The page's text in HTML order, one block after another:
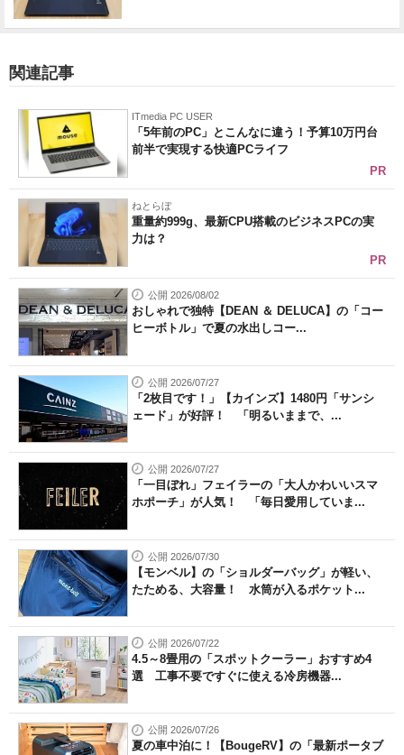
関連記事
ITmedia PC USER
「5年前のPC」とこんなに違う！予算10万円台
前半で実現する快適PCライフ
PR
ねとらぼ
重量約999g、最新CPU搭載のビジネスPCの実
力は？
PR
公開 2026/08/02
おしゃれで独特【DEAN ＆ DELUCA】の「コー
ヒーボトル」で夏の水出しコー...
公開 2026/07/27
「2枚目です！」【カインズ】1480円「サンシ
ェード」が好評！ 「明るいままで、...
公開 2026/07/27
「一目ぼれ」フェイラーの「大人かわいいスマ
ホポーチ」が人気！ 「毎日愛用していま...
公開 2026/07/30
【モンベル】の「ショルダーバッグ」が軽い、
たためる、大容量！ 水筒が入るポケット...
公開 2026/07/22
4.5～8畳用の「スポットクーラー」おすすめ4
選 工事不要ですぐに使える冷房機器...
公開 2026/07/26
夏の車中泊に！【BougeRV】の「最新ポータブ